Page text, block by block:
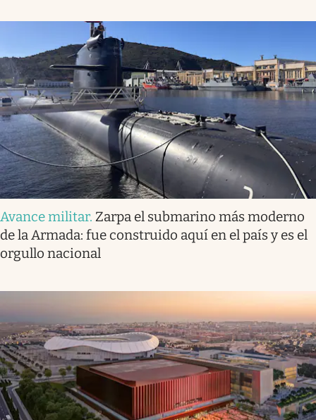
Avance militar. Zarpa el submarino más moderno
de la Armada: fue construido aquí en el país y es el
orgullo nacional